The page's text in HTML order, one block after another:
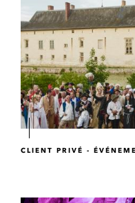
CLIENT PRIVÉ -